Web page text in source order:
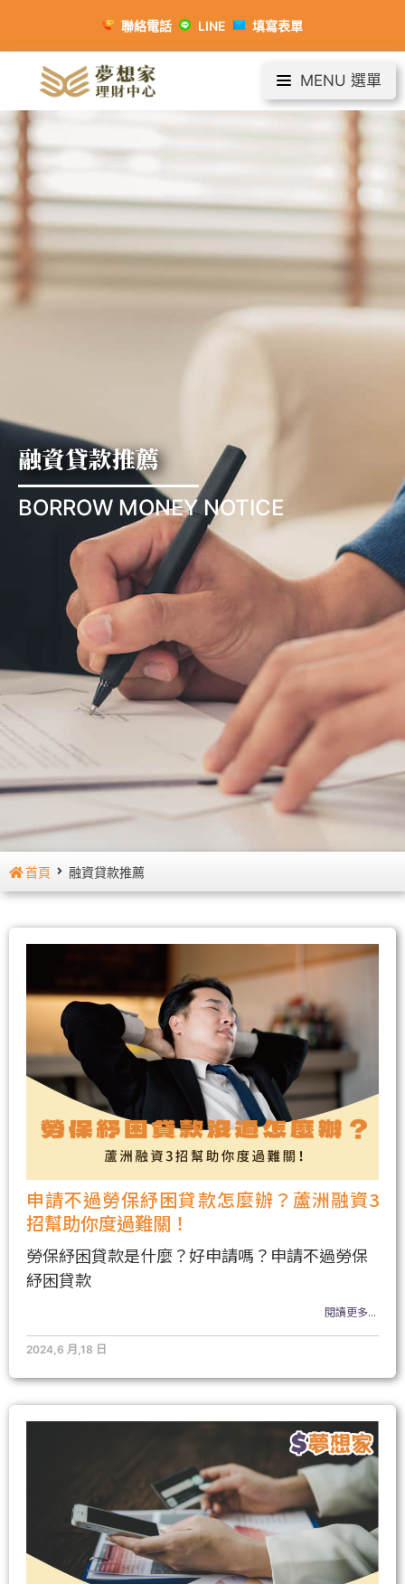
聯絡電話 LINE 填寫表單
MENU 選單
融資貸款推薦
BORROW MONEY NOTICE
首頁 融資貸款推薦
申請不過勞保紓困貸款怎麼辦？蘆洲融資3
招幫助你度過難關！
勞保紓困貸款是什麼？好申請嗎？申請不過勞保
紓困貸款
閱讀更多...
2024,6 月,18 日